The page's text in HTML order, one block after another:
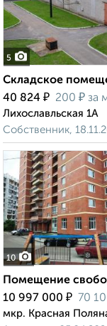
5
Складское
40 824 ₽ 200 ₽ за
Лихославльская 1А
Собственник,
10
Помещение
10 997 000 ₽ 70
мкр. Красная